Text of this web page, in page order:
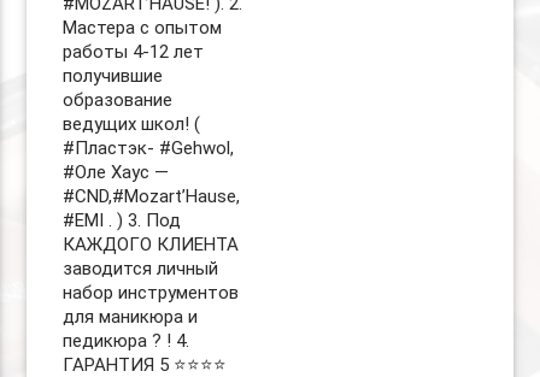
Мастера с опытом
работы 4-12 лет
получившие
образование
ведущих школ! (
#Пластэк- #Gehwol,
#Оле Хаус —
#CND,#Mozart’Hause,
#EMI . ) 3. Под
КАЖДОГО КЛИЕНТА
заводится личный
набор инструментов
для маникюра и
педикюра ? ! 4.
ГАРАНТИЯ 5 ⭐️⭐️⭐️⭐️